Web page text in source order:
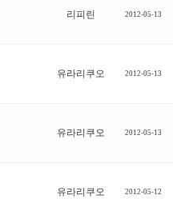
리피린 2012-05-13
유라리쿠오 2012-05-13
유라리쿠오 2012-05-13
유라리쿠오 2012-05-12